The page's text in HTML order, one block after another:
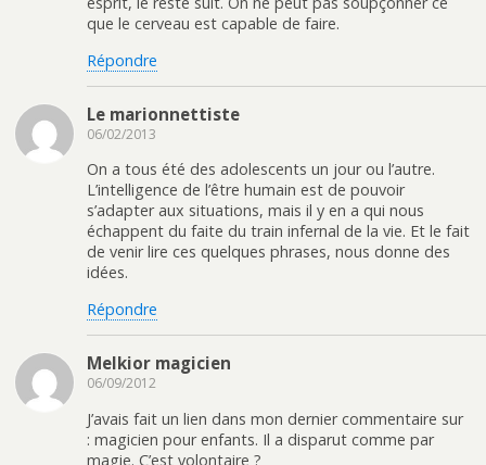
que le cerveau est capable de faire.
Répondre
Le marionnettiste
06/02/2013
On a tous été des adolescents un jour ou l’autre.
L’intelligence de l’être humain est de pouvoir
s’adapter aux situations, mais il y en a qui nous
échappent du faite du train infernal de la vie. Et le fait
de venir lire ces quelques phrases, nous donne des
idées.
Répondre
Melkior magicien
06/09/2012
J’avais fait un lien dans mon dernier commentaire sur
: magicien pour enfants. Il a disparut comme par
magie. C’est volontaire ?